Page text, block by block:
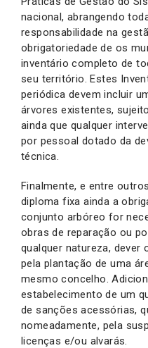
nacional, abrangendo
responsabilidade na
obrigatoriedade de os
inventário completo de
seu território. Estes
periódica devem incluir
árvores existentes,
ainda que qualquer
por pessoal dotado da
técnica.
Finalmente, e entre
diploma fixa ainda a
conjunto arbóreo for
obras de reparação ou
qualquer natureza, dever
pela plantação de uma
mesmo concelho.
estabelecimento de um
de sanções acessórias,
nomeadamente, pela
licenças e/ou alvarás.